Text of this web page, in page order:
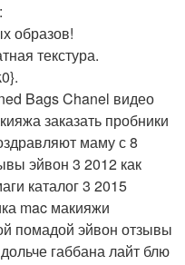
образов!
текстура.
Bags Chanel видео
заказать пробники
маму с 8
эйвон 3 2012 как
каталог 3 2015
mac макияжи
помадой эйвон отзывы
габбана лайт блю